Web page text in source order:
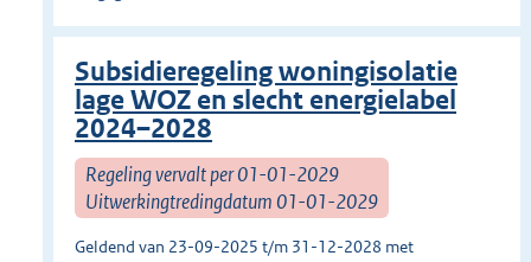
Subsidieregeling woningisolatie
lage WOZ en slecht energielabel
2024–2028
Regeling vervalt per 01-01-2029
Uitwerkingtredingdatum 01-01-2029
Geldend van 23-09-2025 t/m 31-12-2028 met